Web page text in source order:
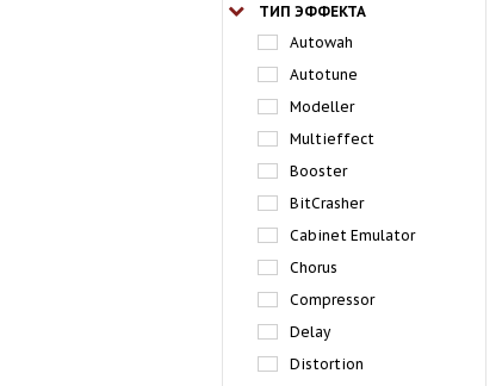
ТИП ЭФФЕКТА
Autowah
Autotune
Modeller
Multieffect
Booster
BitCrasher
Cabinet Emulator
Chorus
Compressor
Delay
Distortion